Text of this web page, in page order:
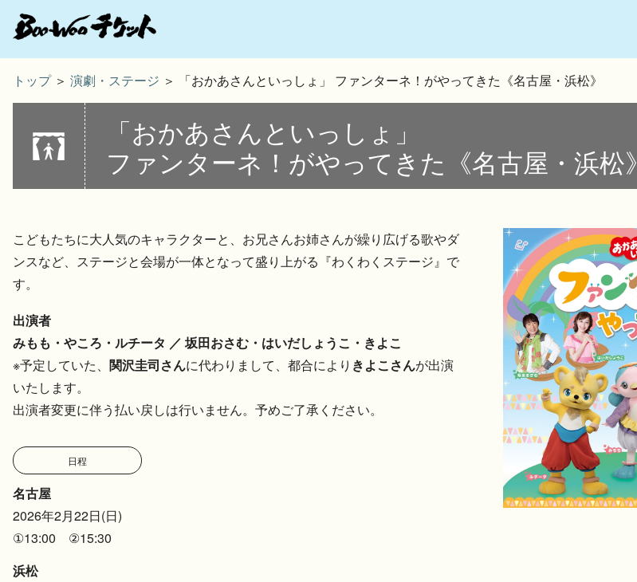
トップ＞ 演劇・ステージ ＞ 「おかあさんといっしょ」 ファンターネ！がやってきた《名古屋・浜松》
「おかあさんといっしょ」
ファンターネ！がやってきた《名古屋・浜松》
こどもたちに大人気のキャラクターと、お兄さんお姉さんが繰り広げる歌やダ
ンスなど、ステージと会場が一体となって盛り上がる『わくわくステージ』で
す。
出演者
みもも・やころ・ルチータ ／ 坂田おさむ・はいだしょうこ・きよこ
※予定していた、 関沢圭司さんに代わりまして、都合により きよこさんが出演
いたします。
出演者変更に伴う払い戻しは行いません。予めご了承ください。
日程
名古屋
2026年2月22日(日)
①13:00 ②15:30
浜松